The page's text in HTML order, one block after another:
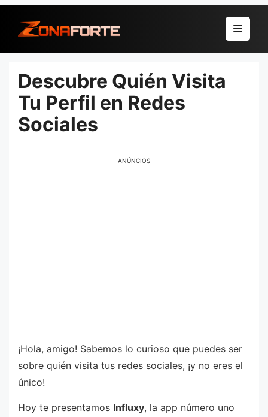
para
conteúdo
Menu
Descubre Quién Visita
Tu Perfil en Redes
Sociales
ANÚNCIOS
¡Hola, amigo! Sabemos lo curioso que puedes ser
sobre quién visita tus redes sociales, ¡y no eres el
único!
Hoy te presentamos Influxy, la app número uno